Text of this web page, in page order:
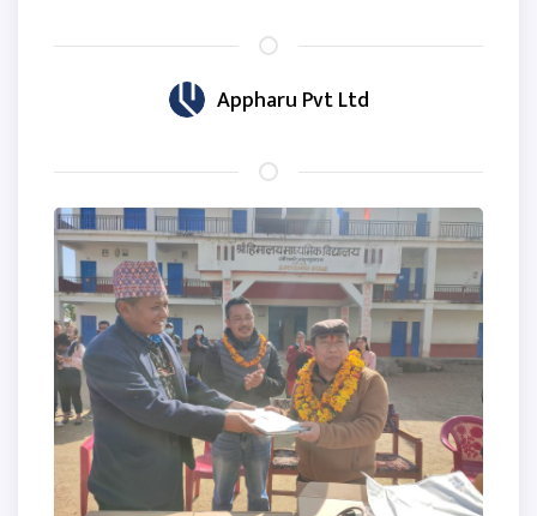
Appharu Pvt Ltd